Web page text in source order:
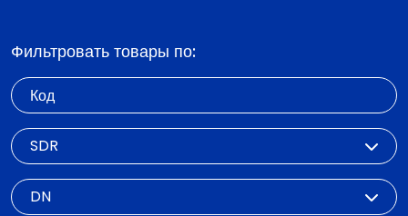
Фильтровать товары по:
Код
SDR
DN